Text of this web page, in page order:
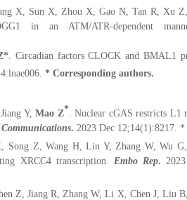
X, Sun X, Zhou X, Gao N, Tan R, Xu Z,
in an ATM/ATR-dependent
. Circadian factors CLOCK and BMAL1
* Corresponding authors.
Y,Mao Z* . Nuclear cGAS restricts
. 2023 Dec 12;14(1):8217. *
Song Z, Wang H, Lin Y, Zhang W, Wu
XRCC4 transcription. Embo Rep.
Z, Jiang R, Zhang W, Li X, Chen J, Liu